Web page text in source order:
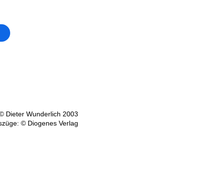
Dieter Wunderlich 2003
© Diogenes Verlag